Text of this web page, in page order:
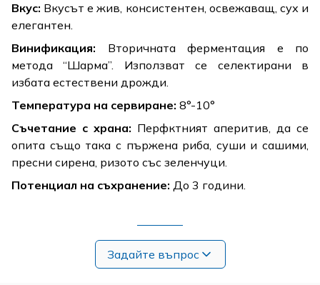
Вкус: Вкусът е жив, консистентен, освежаващ, сух и
елегантен.
Винификация: Вторичната ферментация е по
метода “Шарма”. Използват се селектирани в
избата естествени дрожди.
Температура на сервиране: 8°-10°
Съчетание с храна: Перфктният аперитив, да се
опита също така с пържена риба, суши и сашими,
пресни сирена, ризото със зеленчуци.
Потенциал на съхранение: До 3 години.
Задайте въпрос